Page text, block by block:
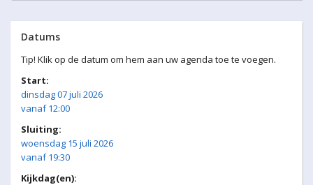
Datums
Tip! Klik op de datum om hem aan uw agenda toe te voegen.
Start:
dinsdag 07 juli 2026
vanaf 12:00
Sluiting:
woensdag 15 juli 2026
vanaf 19:30
Kijkdag(en):